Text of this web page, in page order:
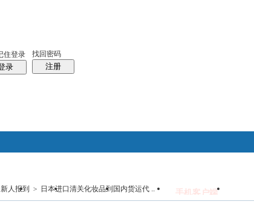
住登录
录
找回密码
注册
论坛 群组 日本百科 免费留学 手机客户端 日
帖子
搜索
新人报到 > 日本进口清关化妆品到国内货运代 ..